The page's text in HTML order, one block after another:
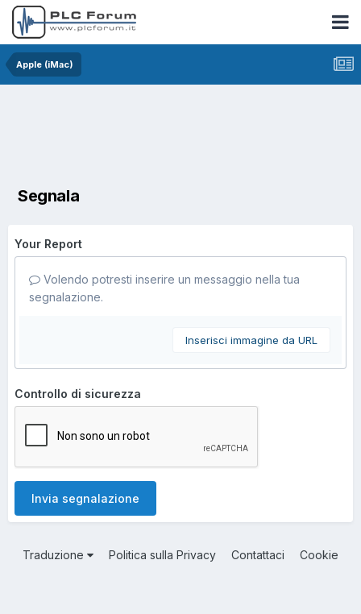
Apple (iMac)
Segnala
Your Report
Volendo potresti inserire un messaggio nella tua
segnalazione.
Inserisci immagine da URL
Controllo di sicurezza
Invia segnalazione
Traduzione Politica sulla Privacy Contattaci Cookie